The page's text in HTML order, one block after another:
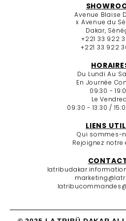
Avenue Blaise
x Avenue du
Dakar,
+221 33 922
+221 33 922
Du Lundi Au
En Journée
09:30 -
Le
09:30 - 13:30 /
LIENS
Qui sommes-
Rejoignez notre